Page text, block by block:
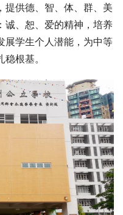
提供德、智、体、群、美
诚、恕、爱的精神，培养
展学生个人潜能，为中等
根基。